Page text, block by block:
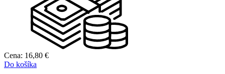
Cena: 16,80 €
Do košíka